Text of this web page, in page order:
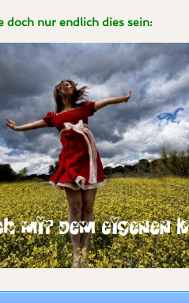
doch nur endlich dies sein: